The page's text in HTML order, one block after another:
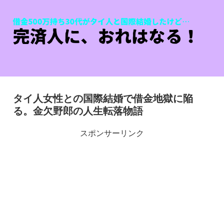
タイ人女性との国際結婚で借金地獄に陥
る。金欠野郎の人生転落物語
スポンサーリンク